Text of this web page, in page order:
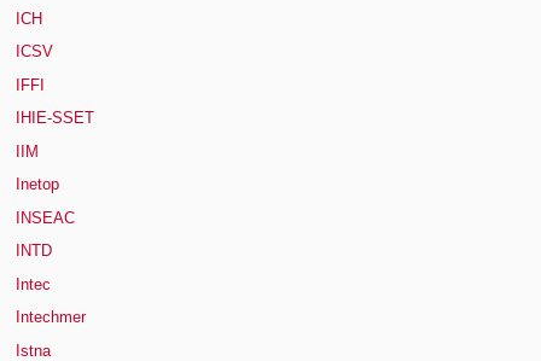
ICH
ICSV
IFFI
IHIE-SSET
IIM
Inetop
INSEAC
INTD
Intec
Intechmer
Istna